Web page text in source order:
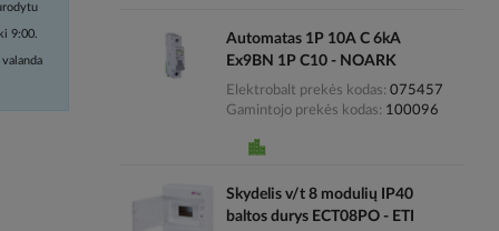
9:00.
Automatas 1P 10A C 6kA
Ex9BN 1P C10 - NOARK
Elektrobalt prekės kodas 075457
Gamintojo prekės kodas
100096
Skydelis v/t 8 modulių IP40
baltos durys ECT08PO - ETI